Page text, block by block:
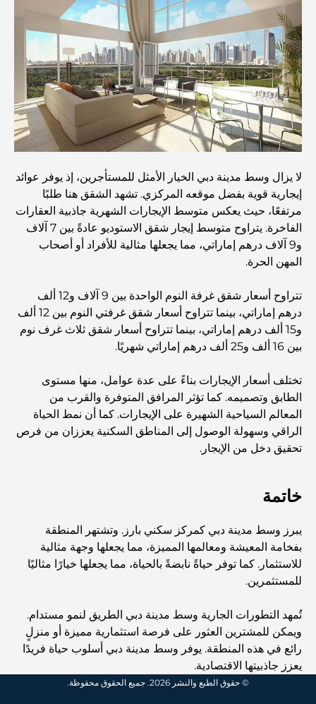
Dubai Horse Racing: Where Tradition Meets
Global Competition
المقاهي في نخلة جميرا: دليل لأفضل أماكن القهوة وأسلوب
الحياة في الجزيرة
أفضل وجبات الإفطار في دبي: اختياراتي المفضلة لعام 2026
كيفية الحصول على قرض عقاري في دبي: الدليل الشامل
مخطط تلال الغاف الرئيسي: معيار جديد للحياة المتكاملة في
دبي
منازل متوافقة مع مبادئ فاستو: دليل عملي لتحقيق التوازن
أفضل شركات تنسيق الحدائق في دبي: تحويل المساحات
الخارجية
أفضل شركات نقل الأثاث في دبي: دليل شامل
نخلة جبل علي مقابل نخلة جميرا: مقارنة واضحة لمشتري
العقارات الأذكياء
استكشاف المواقع التاريخية في دبي: رحلة عبر الزمن
أفضل 7 مطاعم في خور دبي لتناول الطعام فيها
أفضل المدارس في دبي مارينا: دليل مناسب للعائلات
مطاعم في دبي هيلز: أفضل أماكن تناول الطعام في مركز متنامٍ
لا يزال وسط مدينة دبي الخيار الأمثل للمستأجرين، إذ يوفر عوائد
إيجارية قوية بفضل موقعه المركزي. تشهد الشقق هنا طلبًا
مرتفعًا، حيث يعكس متوسط الإيجارات الشهرية جاذبية العقارات
الفاخرة. يتراوح متوسط إيجار شقق الاستوديو عادةً بين 7 آلاف
و9 آلاف درهم إماراتي، مما يجعلها مثالية للأفراد أو أصحاب
المهن الحرة.
تتراوح أسعار شقق غرفة النوم الواحدة بين 9 آلاف و12 ألف
درهم إماراتي، بينما تتراوح أسعار شقق غرفتي النوم بين 12 ألف
و15 ألف درهم إماراتي، بينما تتراوح أسعار شقق ثلاث غرف نوم
بين 16 ألف و25 ألف درهم إماراتي شهريًا.
تختلف أسعار الإيجارات بناءً على عدة عوامل، منها مستوى
الطابق وتصميمه. كما تؤثر المرافق المتوفرة والقرب من
المعالم السياحية الشهيرة على الإيجارات. كما أن نمط الحياة
الراقي وسهولة الوصول إلى المناطق السكنية يعززان من فرص
تحقيق دخل من الإيجار.
خاتمة
يبرز وسط مدينة دبي كمركز سكني بارز. وتشتهر المنطقة
بفخامة المعيشة ومعالمها المميزة، مما يجعلها وجهة مثالية
للاستثمار. كما توفر حياةً نابضةً بالحياة، مما يجعلها خيارًا مثاليًا
للمستثمرين.
تُمهد التطورات الجارية وسط مدينة دبي الطريق لنمو مستدام.
ويمكن للمشترين العثور على فرصة استثمارية مميزة أو منزلٍ
رائع في هذه المنطقة. يوفر وسط مدينة دبي أسلوب حياة فريدًا
يعزز جاذبيتها الاقتصادية.
© حقوق الطبع والنشر 2026. جميع الحقوق محفوظة.